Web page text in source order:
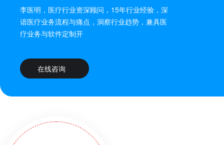
李医明，医疗行业资深顾问，15年行业经验，深
谙医疗业务流程与痛点，洞察行业趋势，兼具医
疗业务与软件定制开
在线咨询